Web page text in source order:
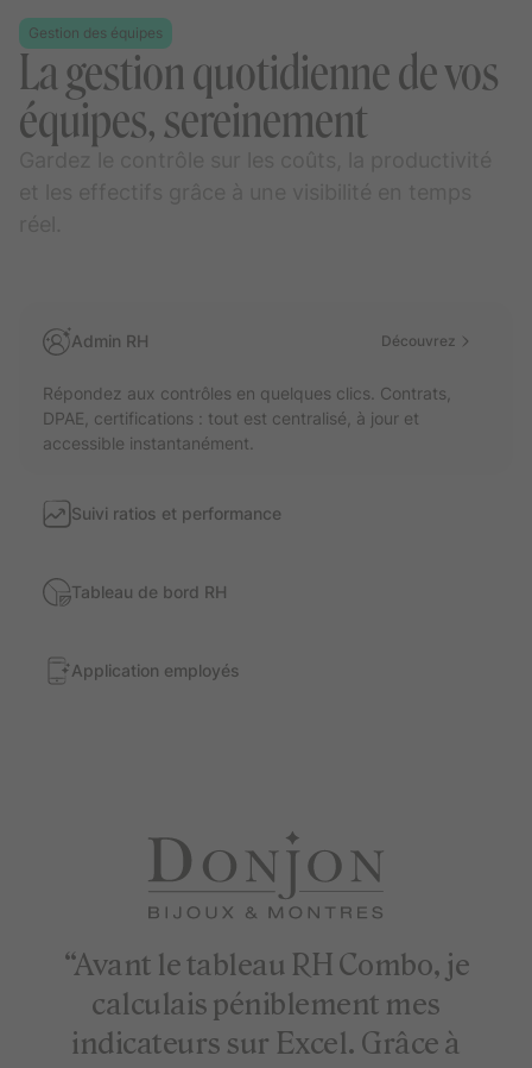
Gestion des équipes
La gestion quotidienne de vos
équipes, sereinement
Admin RH Découvrez
Répondez aux contrôles en quelques clics. Contrats,
DPAE, certifications : tout est centralisé, à jour et
accessible instantanément.
Suivi ratios et performance
Tableau de bord RH
Application employés
“Avant le tableau RH Combo, je
calculais péniblement mes
indicateurs sur Excel. Grâce à